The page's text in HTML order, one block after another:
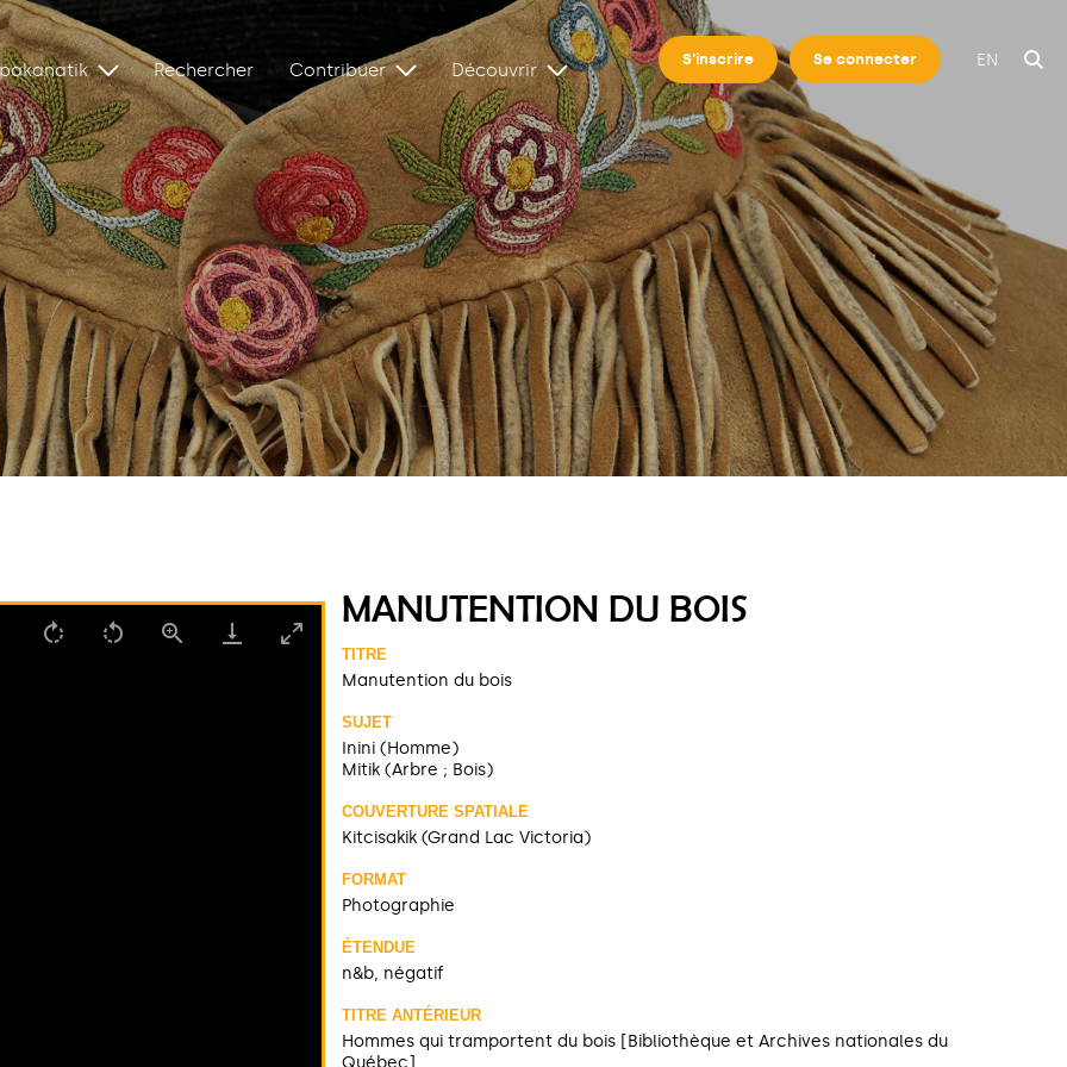
Rechercher Contribuer Découvrir S'inscrire Se connecter EN
MANUTENTION DU BOIS
TITRE
Manutention du bois
SUJET
Inini (Homme)
Mitik (Arbre ; Bois)
COUVERTURE SPATIALE
Kitcisakik (Grand Lac Victoria)
FORMAT
Photographie
ÉTENDUE
n&b, négatif
TITRE ANTÉRIEUR
Hommes qui tramportent du bois [Bibliothèque et Archives nationales du
Québec]